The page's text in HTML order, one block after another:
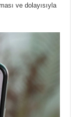
ve dolayısıyla